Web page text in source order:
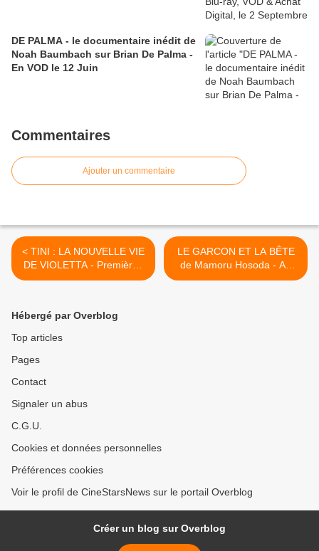
DE PALMA - le documentaire inédit de
Noah Baumbach sur Brian De Palma -
En VOD le 12 Juin
Commentaires
Ajouter un commentaire
< TINI : LA NOUVELLE VIE
DE VIOLETTA - Premières
images
LE GARCON ET LA BÊTE
de Mamoru Hosoda - Au
Cinéma le 13 Janvier 2016
Hébergé par Overblog
Top articles
Pages
Contact
Signaler un abus
C.G.U.
Cookies et données personnelles
Préférences cookies
Voir le profil de CineStarsNews sur le portail Overblog
Créer un blog sur Overblog